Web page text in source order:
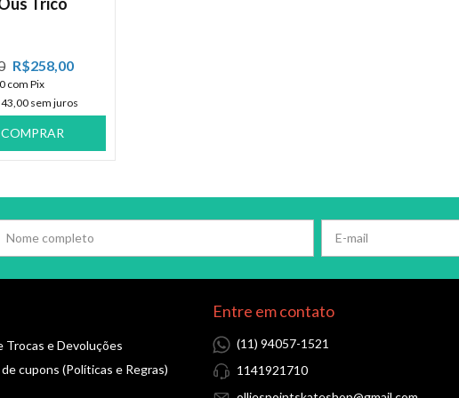
R$258,00
com Pix
sem juros
COMPRAR
Trocas e Devoluções
cupons (Políticas e Regras)
Entre em contato
(11) 94057-1521
1141921710